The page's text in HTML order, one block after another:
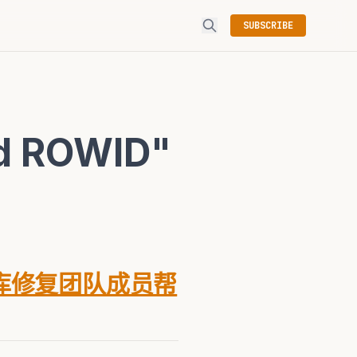
SUBSCRIBE
ROWID"
修复团队成员帮